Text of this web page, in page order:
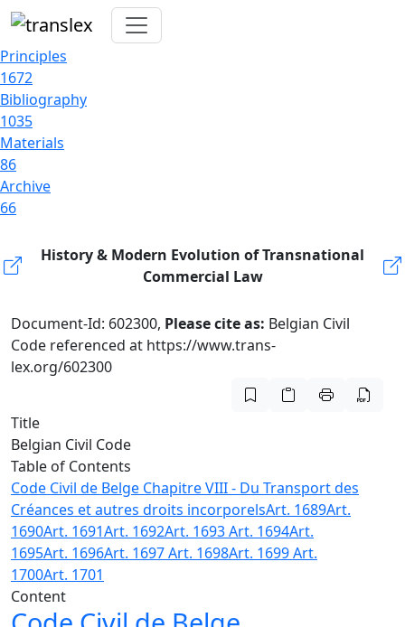
Principles
1672
Bibliography
1035
Materials
86
Archive
66
History & Modern Evolution of Transnational
Commercial Law
Document-Id: 602300, Please cite as: Belgian Civil
Code referenced at https://www.trans-
lex.org/602300
Title
Belgian Civil Code
Table of Contents
Code Civil de Belge Chapitre VIII - Du Transport des
Créances et autres droits incorporelsArt. 1689Art.
1690Art. 1691Art. 1692Art. 1693Art. 1694Art.
1695Art. 1696Art. 1697Art. 1698Art. 1699Art.
1700Art. 1701
Content